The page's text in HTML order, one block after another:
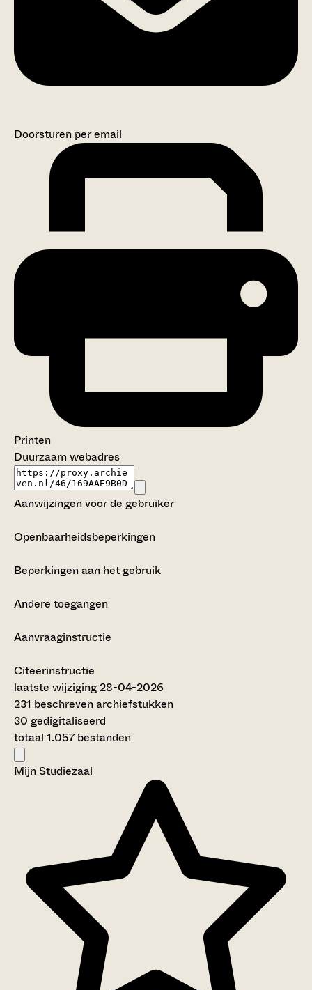
Doorsturen per email
Printen
Duurzaam webadres
Aanwijzingen voor de gebruiker
Openbaarheidsbeperkingen
Beperkingen aan het gebruik
Andere toegangen
Aanvraaginstructie
Citeerinstructie
laatste wijziging 28-04-2026
231 beschreven archiefstukken
30 gedigitaliseerd
totaal 1.057 bestanden
Mijn Studiezaal